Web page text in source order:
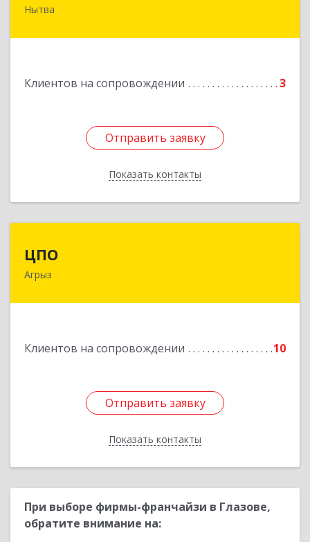
Нытва
Клиентов на сопровождении 3
Отправить заявку
Показать контакты
Отправить заявку
Назад
ЦПО
Агрыз
Клиентов на сопровождении 10
Отправить заявку
Показать контакты
Подробнее
Отправить заявку
Назад
При выборе фирмы-франчайзи в Глазове,
обратите внимание на: